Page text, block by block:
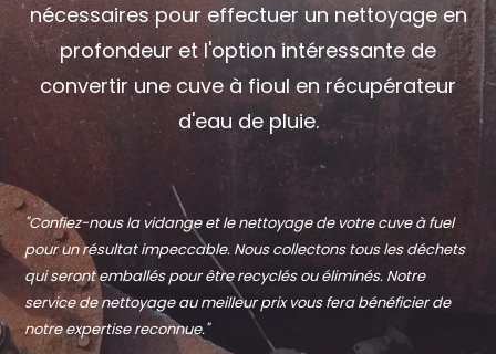
nécessaires pour effectuer un nettoyage en
profondeur et l'option intéressante de
convertir une cuve à fioul en récupérateur
d'eau de pluie.
"Confiez-nous la vidange et le nettoyage de votre cuve à fuel
pour un résultat impeccable. Nous collectons tous les déchets
qui seront emballés pour être recyclés ou éliminés. Notre
service de nettoyage au meilleur prix vous fera bénéficier de
notre expertise reconnue."